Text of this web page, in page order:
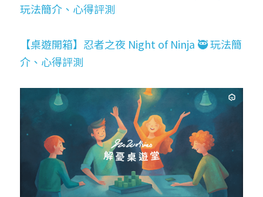
玩法簡介、心得評測
【桌遊開箱】忍者之夜 Night of Ninja 🥷 玩法簡
介、心得評測